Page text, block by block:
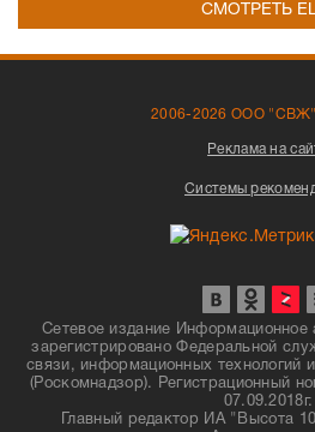
СМОТРЕТЬ
2006-2026 ООО
Реклама на
Системы
Сетевое издание Информационное
зарегистрировано Федеральной
связи, информационных технологий
(Роскомнадзор). Регистрационный
07.09.2018г.
Главный редактор ИА "Высота